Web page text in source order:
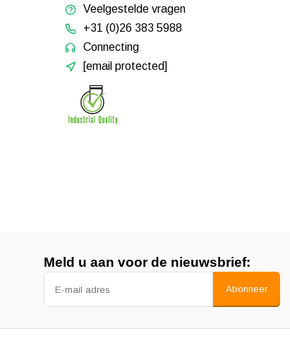
Veelgestelde vragen
+31 (0)26 383 5988
Connecting
[email protected]
Meld u aan voor de nieuwsbrief:
Abonneer